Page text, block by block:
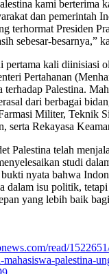
kami berterima
dan pemerintah
terhormat Presiden
sebesar-besarnya,”
pertama kali diinisiasi
Pertahanan
terhadap Palestina.
dari berbagai
Militer, Teknik
serta Rekayasa
Palestina telah
studi
nyata bahwa
dalam isu politik,
yang lebih baik
read/
palestina-